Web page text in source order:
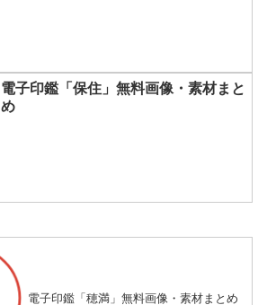
電子印鑑「保住」無料画像・素材まと
め
電子印鑑「穂満」無料画像・素材まとめ